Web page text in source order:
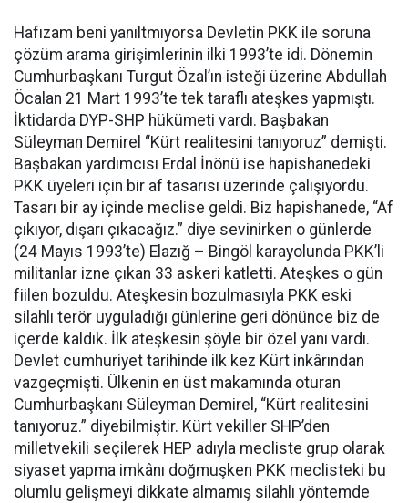
Hafızam beni yanıltmıyorsa Devletin PKK ile soruna
çözüm arama girişimlerinin ilki 1993’te idi. Dönemin
Cumhurbaşkanı Turgut Özal’ın isteği üzerine Abdullah
Öcalan 21 Mart 1993’te tek taraflı ateşkes yapmıştı.
İktidarda DYP-SHP hükümeti vardı. Başbakan
Süleyman Demirel “Kürt realitesini tanıyoruz” demişti.
Başbakan yardımcısı Erdal İnönü ise hapishanedeki
PKK üyeleri için bir af tasarısı üzerinde çalışıyordu.
Tasarı bir ay içinde meclise geldi. Biz hapishanede, “Af
çıkıyor, dışarı çıkacağız.” diye sevinirken o günlerde
(24 Mayıs 1993’te) Elazığ – Bingöl karayolunda PKK’li
militanlar izne çıkan 33 askeri katletti. Ateşkes o gün
fiilen bozuldu. Ateşkesin bozulmasıyla PKK eski
silahlı terör uyguladığı günlerine geri dönünce biz de
içerde kaldık. İlk ateşkesin şöyle bir özel yanı vardı.
Devlet cumhuriyet tarihinde ilk kez Kürt inkârından
vazgeçmişti. Ülkenin en üst makamında oturan
Cumhurbaşkanı Süleyman Demirel, “Kürt realitesini
tanıyoruz.” diyebilmiştir. Kürt vekiller SHP’den
milletvekili seçilerek HEP adıyla mecliste grup olarak
siyaset yapma imkânı doğmuşken PKK meclisteki bu
olumlu gelişmeyi dikkate almamış silahlı yöntemde